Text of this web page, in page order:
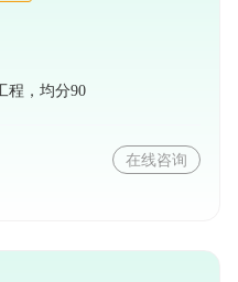
准备申请材料、关注
程，均分90
在线咨询